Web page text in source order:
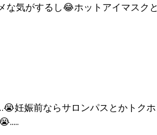
な気がするし😂ホットアイマスク
妊娠前ならサロンパスとかトク